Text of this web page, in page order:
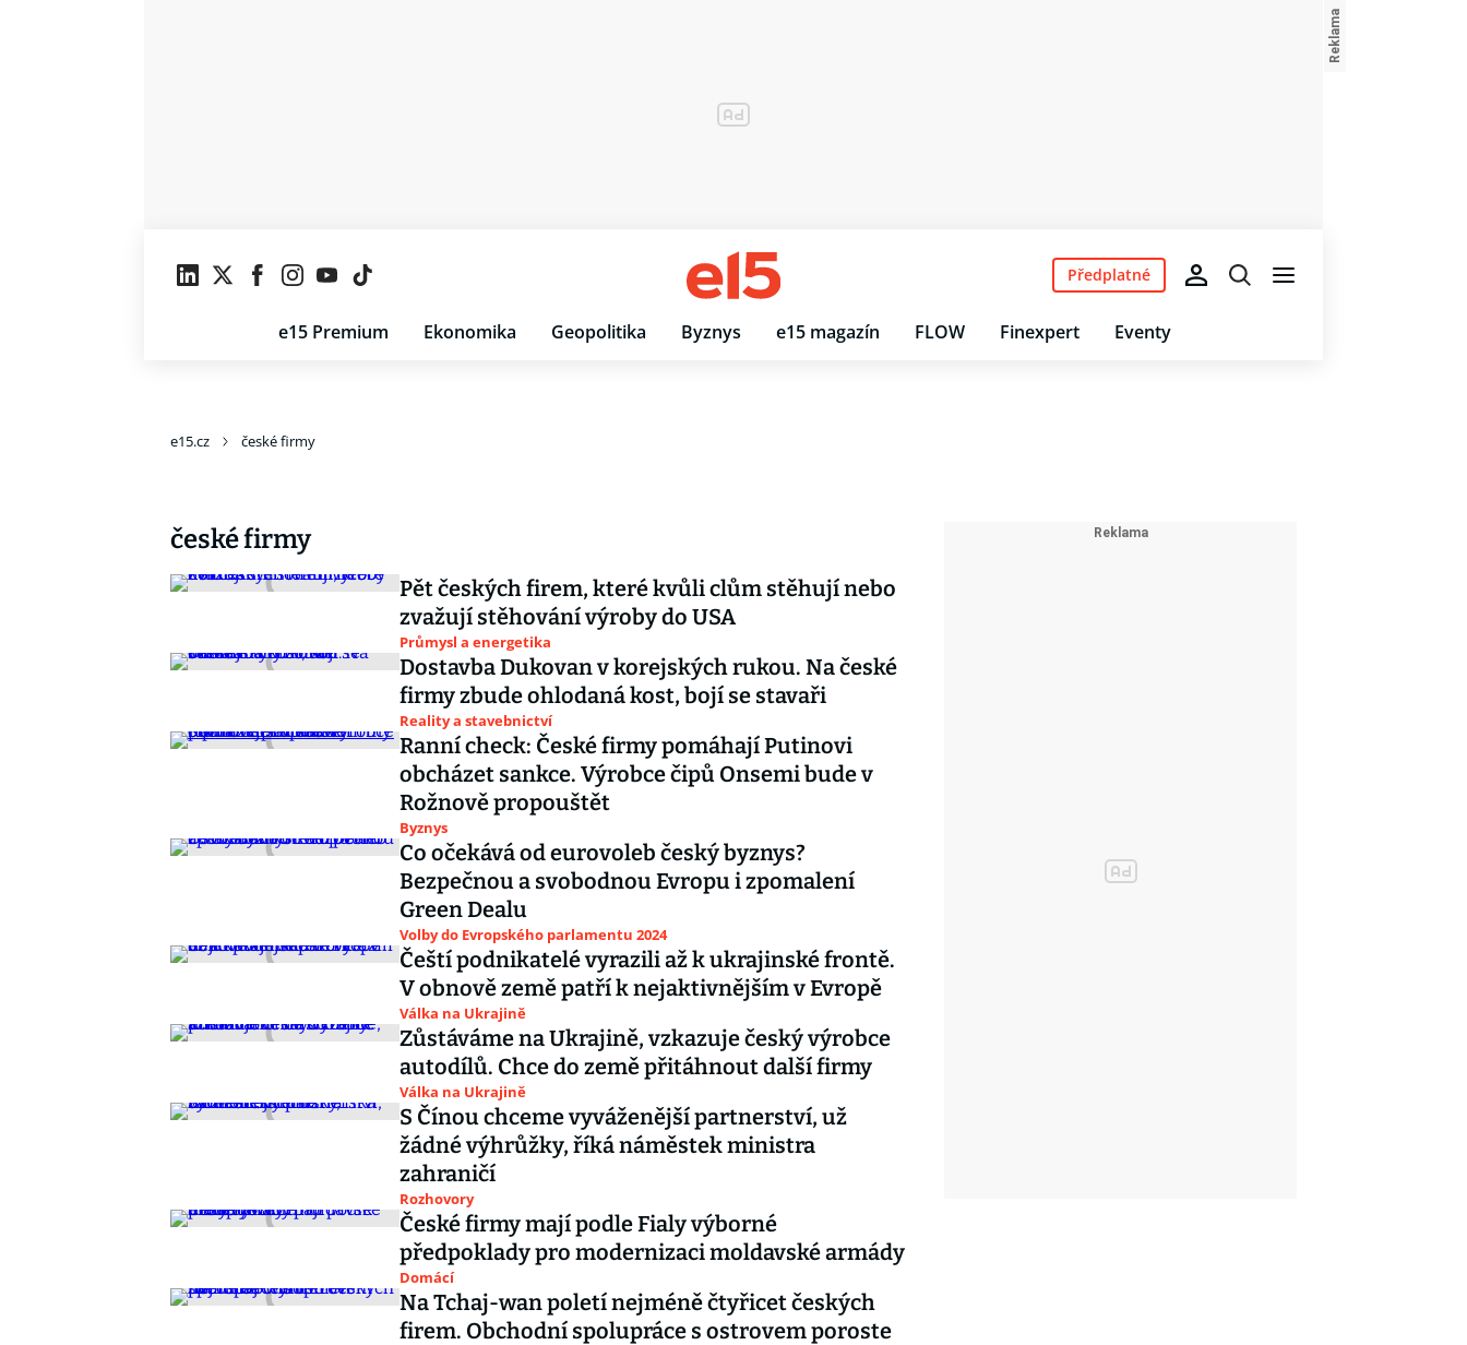
e15 Premium Ekonomika Geopolitika Byznys e15 magazín FLOW Finexpert Eventy
Předplatné
e15.cz české firmy
české firmy
Pět českých firem, které kvůli clům stěhují nebo
zvažují stěhování výroby do USA
Průmysl a energetika
Dostavba Dukovan v korejských rukou. Na české
firmy zbude ohlodaná kost, bojí se stavaři
Reality a stavebnictví
Ranní check: České firmy pomáhají Putinovi
obcházet sankce. Výrobce čipů Onsemi bude v
Rožnově propouštět
Byznys
Co očekává od eurovoleb český byznys?
Bezpečnou a svobodnou Evropu i zpomalení
Green Dealu
Volby do Evropského parlamentu 2024
Čeští podnikatelé vyrazili až k ukrajinské frontě.
V obnově země patří k nejaktivnějším v Evropě
Válka na Ukrajině
Zůstáváme na Ukrajině, vzkazuje český výrobce
autodílů. Chce do země přitáhnout další firmy
Válka na Ukrajině
S Čínou chceme vyváženější partnerství, už
žádné výhrůžky, říká náměstek ministra
zahraničí
Rozhovory
České firmy mají podle Fialy výborné
předpoklady pro modernizaci moldavské armády
Domácí
Na Tchaj-wan poletí nejméně čtyřicet českých
firem. Obchodní spolupráce s ostrovem poroste